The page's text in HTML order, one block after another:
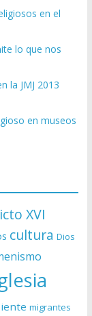
en el
lo que nos
la JMJ 2013
en museos
XVI
cultura Dios
migrantes